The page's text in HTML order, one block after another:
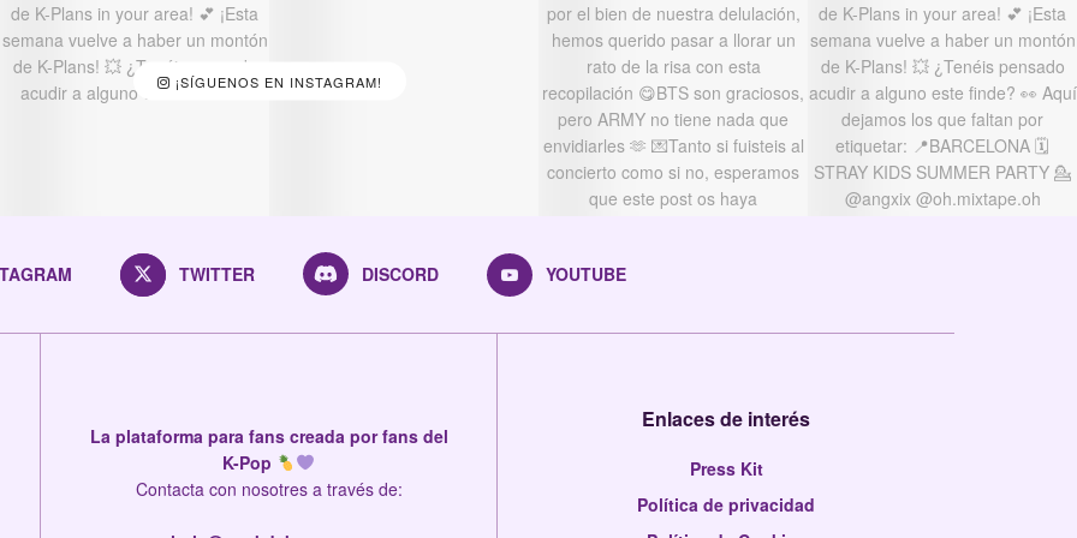
¡SÍGUENOS EN INSTAGRAM!
TWITTER DISCORD YOUTUBE
La plataforma para fans creada por fans del
K-Pop
Contacta con nosotres a través de:
Enlaces de interés
Press Kit
Política de privacidad